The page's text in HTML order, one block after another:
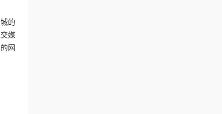
的
媒
网